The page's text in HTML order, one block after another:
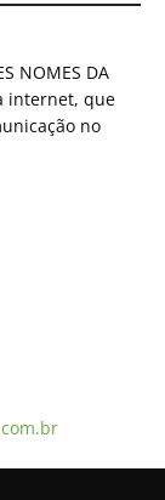
NOMES DA
internet, que
no